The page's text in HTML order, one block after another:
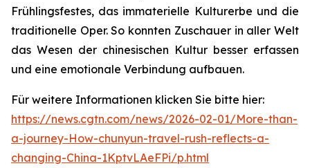
Frühlingsfestes, das immaterielle Kulturerbe und die
traditionelle Oper. So konnten Zuschauer in aller Welt
das Wesen der chinesischen Kultur besser erfassen
und eine emotionale Verbindung aufbauen.
Für weitere Informationen klicken Sie bitte hier:
https://news.cgtn.com/news/2026-02-01/More-than-
a-journey-How-chunyun-travel-rush-reflects-a-
changing-China-1KptvLAeFPi/p.html